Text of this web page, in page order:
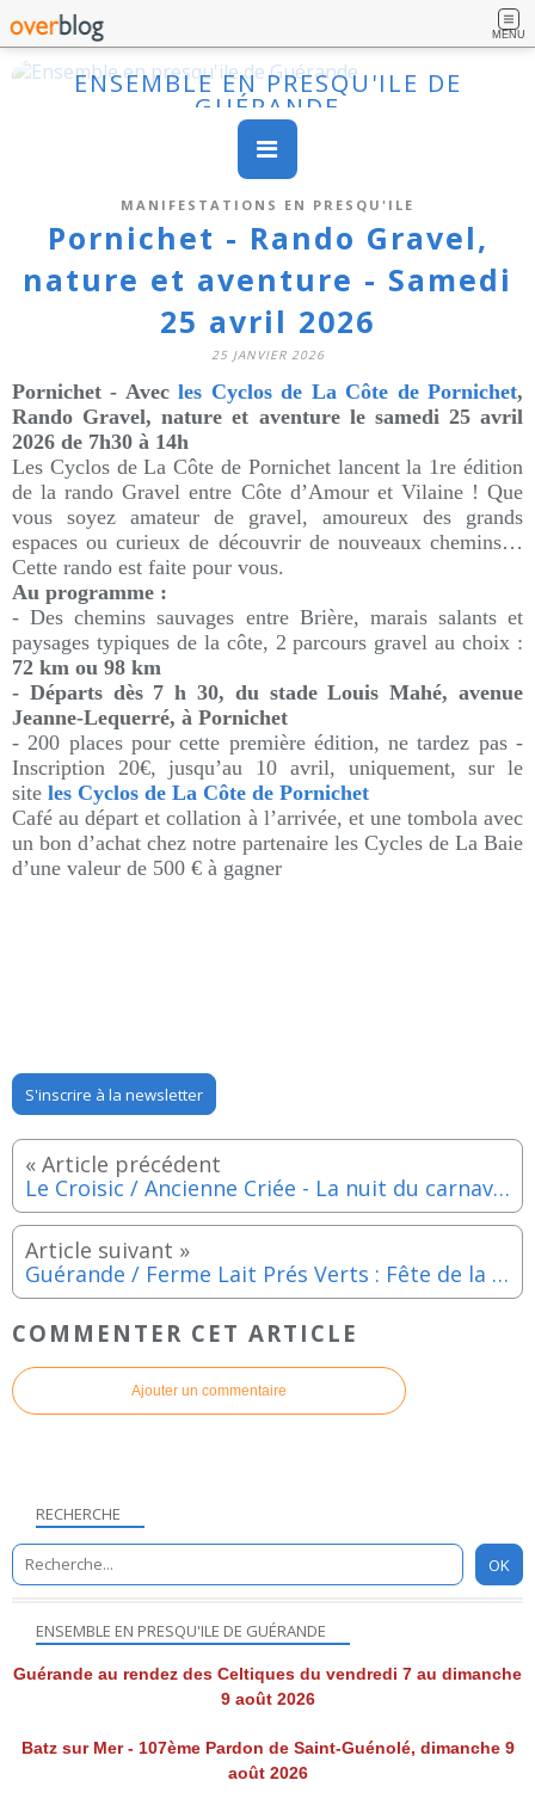
MENU
ENSEMBLE EN PRESQU'ILE DE
GUÉRANDE
MANIFESTATIONS EN PRESQU'ILE
Pornichet - Rando Gravel,
nature et aventure - Samedi
25 avril 2026
25 JANVIER 2026
Pornichet - Avecles Cyclos de La Côte de Pornichet,
Rando Gravel, nature et aventure le samedi 25 avril
2026 de 7h30 à 14h
Les Cyclos de La Côte de Pornichet lancent la 1re édition
de la rando Gravel entre Côte d’Amour et Vilaine ! Que
vous soyez amateur de gravel, amoureux des grands
espaces ou curieux de découvrir de nouveaux chemins…
Cette rando est faite pour vous.
Au programme :
- Des chemins sauvages entre Brière, marais salants et
paysages typiques de la côte, 2 parcours gravel au choix :
72 km ou 98 km
- Départs dès 7 h 30, du stade Louis Mahé, avenue
Jeanne-Lequerré, à Pornichet
- 200 places pour cette première édition, ne tardez pas -
Inscription 20€, jusqu’au 10 avril, uniquement, sur le
site les Cyclos de La Côte de Pornichet
Café au départ et collation à l’arrivée, et une tombola avec
un bon d’achat chez notre partenaire les Cycles de La Baie
d’une valeur de 500 € à gagner
S'inscrire à la newsletter
Le Croisic / Ancienne Criée - La nuit du carnaval 2026 - Samedi 25 avril 2026
Guérande / Ferme Lait Prés Verts : Fête de la biodiversité à la ferme - Dimanche 26 avril 2026
COMMENTER CET ARTICLE
Ajouter un commentaire
RECHERCHE
ENSEMBLE EN PRESQU'ILE DE GUÉRANDE
Guérande au rendez des Celtiques du vendredi 7 au dimanche
9 août 2026
Batz sur Mer - 107ème Pardon de Saint-Guénolé, dimanche 9
août 2026